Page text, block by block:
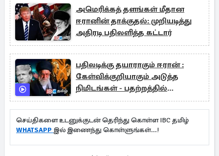
அமெரிக்கத் தளங்கள் மீதான
ஈரானின் தாக்குதல்: முறியடித்து
அதிரடி பதிலளித்த கட்டார்
பதிலடிக்கு தயாராகும் ஈரான் :
கேள்விக்குறியாகும் அடுத்த
நிமிடங்கள் - பதற்றத்தில்
சர்வதேசம்
செய்திகளை உடனுக்குடன் தெரிந்து கொள்ள IBC தமிழ்
WHATSAPP இல் இணைந்து கொள்ளுங்கள்...!